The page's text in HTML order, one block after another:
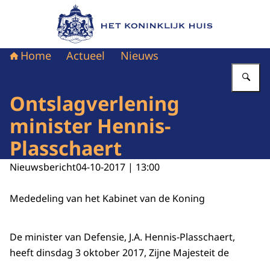
Naar de homepage van Het Koninklijk Huis
Home Actueel Nieuws
Ontslagverlening
minister Hennis-
Plasschaert
Nieuwsbericht04-10-2017 | 13:00
Mededeling van het Kabinet van de Koning
De minister van Defensie, J.A. Hennis-Plasschaert,
heeft dinsdag 3 oktober 2017, Zijne Majesteit de